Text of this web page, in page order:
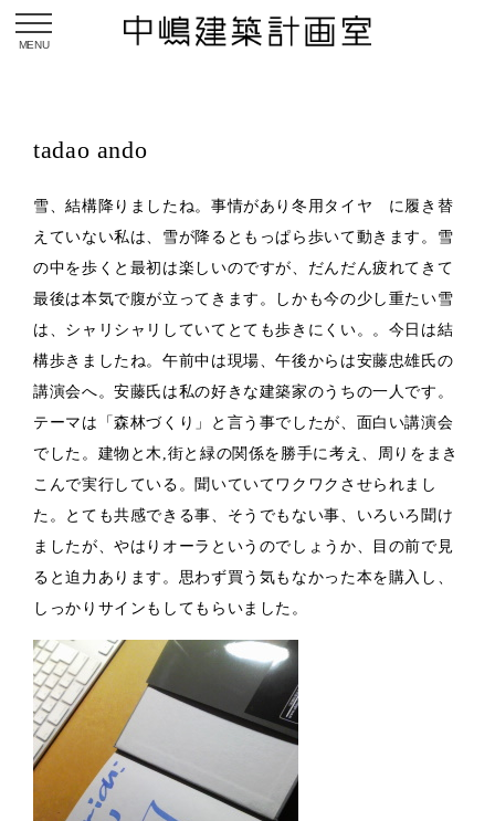
tadao ando
雪、結構降りましたね。事情があり冬用タイヤ に履き替
えていない私は、雪が降るともっぱら歩いて動きます。雪
の中を歩くと最初は楽しいのですが、だんだん疲れてきて
最後は本気で腹が立ってきます。しかも今の少し重たい雪
は、シャリシャリしていてとても歩きにくい。。今日は結
構歩きましたね。午前中は現場、午後からは安藤忠雄氏の
講演会へ。安藤氏は私の好きな建築家のうちの一人です。
テーマは「森林づくり」と言う事でしたが、面白い講演会
でした。建物と木,街と緑の関係を勝手に考え、周りをまき
こんで実行している。聞いていてワクワクさせられまし
た。とても共感できる事、そうでもない事、いろいろ聞け
ましたが、やはりオーラというのでしょうか、目の前で見
ると迫力あります。思わず買う気もなかった本を購入し、
しっかりサインもしてもらいました。
toggle navigation